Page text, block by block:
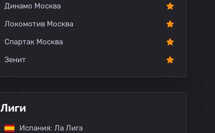
Динамо Москва
Локомотив Москва
Спартак Москва
Зенит
Лиги
Испания: Ла Лига